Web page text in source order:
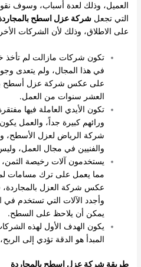
العميل، وذلك لعدة أسباب، وسوف
التي تجعلشركة عزل اسطح
على الاطلاق، وذلك لأن الشركات
تكون شركات مازالت لم تأخذ
في هذا المجال، ولم يتعدى
على عكس شركة عزل أسطح
العشر سنوات من العمل.
تكون الأيدي العاملة فيها
ورائهم كبيرة جداً، والعمل
شركة الرياض لعزل الأسطح،
والفنيين في مجال العمل،
يستخدمون آلات رخيصة الثمن،
مما يعمل على ترك مسامات لم
عكس شركة العزل
وأجدد الآلات التي تستخدم
يمكن أن يلاحظ على السطح.
يكون الهدف الأول لهذه
المبدأ هو الدقة تؤدي إلى
طريقة شركة عزل اسطح بالمجاردة